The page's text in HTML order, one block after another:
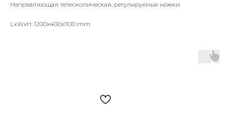
Направляющая телескопическая, регулируемые ножки.
LxWxH: 1200x400x1100 mm